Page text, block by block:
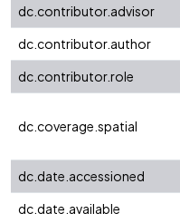
dc.contributor.advisor
dc.contributor.author
dc.contributor.role
dc.coverage.spatial
dc.date.accessioned
dc.date.available